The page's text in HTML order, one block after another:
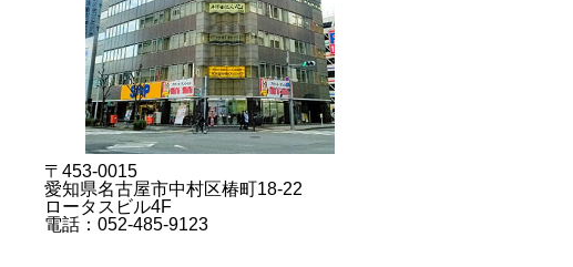
〒453-0015
愛知県名古屋市中村区椿町18-22
ロータスビル4F
電話：052-485-9123